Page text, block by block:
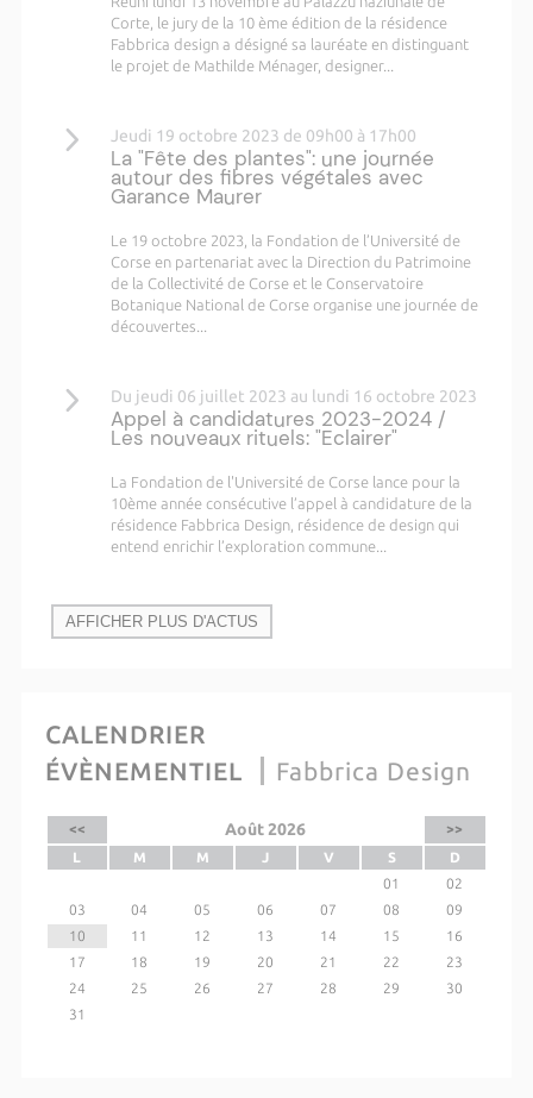
Corte, le jury de la 10 ème édition de la résidence
Fabbrica design a désigné sa lauréate en distinguant
le projet de Mathilde Ménager, designer...
Jeudi 19 octobre 2023 de 09h00 à 17h00
La "Fête des plantes": une journée
autour des fibres végétales avec
Garance Maurer
Le 19 octobre 2023, la Fondation de l’Université de
Corse en partenariat avec la Direction du Patrimoine
de la Collectivité de Corse et le Conservatoire
Botanique National de Corse organise une journée de
découvertes...
Du jeudi 06 juillet 2023 au lundi 16 octobre 2023
Appel à candidatures 2023-2024 /
Les nouveaux rituels: "Eclairer"
La Fondation de l'Université de Corse lance pour la
10ème année consécutive l’appel à candidature de la
résidence Fabbrica Design, résidence de design qui
entend enrichir l’exploration commune...
AFFICHER PLUS D'ACTUS
CALENDRIER
ÉVÈNEMENTIEL
Fabbrica Design
<< Août 2026
>>
L
M M J V S
D
01
02
03
04 05 06 07 08
09
10
11 12 13 14 15
16
17
18 19 20 21 22
23
24
25 26 27 28 29
30
31